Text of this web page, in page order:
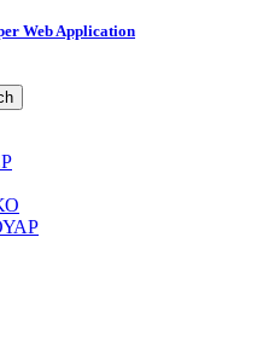
Web Application